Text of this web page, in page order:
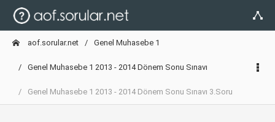
aof.sorular.net Genel Muhasebe 1
Genel Muhasebe 1 2013 - 2014 Dönem Sonu Sınavı
Genel Muhasebe 1 2013 - 2014 Dönem Sonu Sınavı 3.Soru